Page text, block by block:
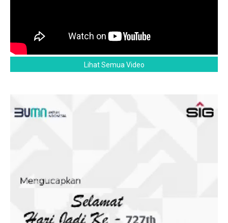
Lihat Semua Video